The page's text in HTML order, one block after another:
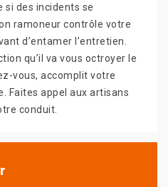
si des incidents se
ramoneur contrôle votre
d’entamer l’entretien.
qu’il va vous octroyer le
vous, accomplit votre
Faites appel aux artisans
conduit.